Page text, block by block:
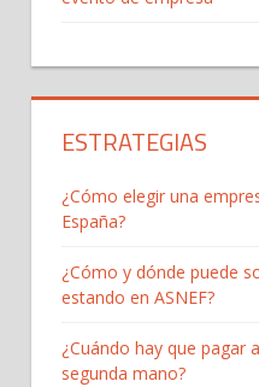
ESTRATEGIAS
¿Cómo elegir una
España?
¿Cómo y dónde puede
estando en ASNEF?
¿Cuándo hay que pagar
segunda mano?